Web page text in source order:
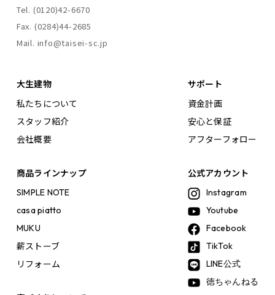
Tel. (0120)42-6670
Fax. (0284)44-2685
Mail. info@taisei-sc.jp
大生建物
私たちについて
スタッフ紹介
会社概要
商品ラインナップ
SIMPLE NOTE
casa piatto
MUKU
薪ストーブ
リフォーム
サポート
資金計画
安心と保証
アフターフォロー
公式アカウント
Instagram
Youtube
Facebook
TikTok
LINE公式
徳ちゃんねる